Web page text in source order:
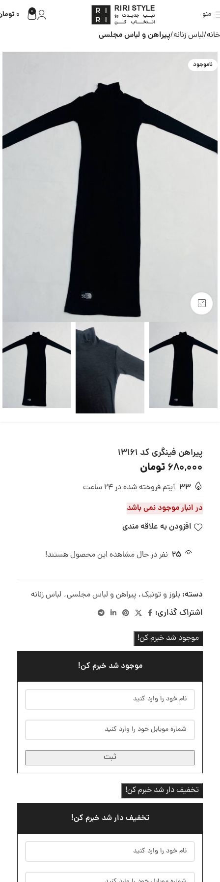
منو 0
0
خانه لباس زنانه پیراهن و لباس مجلسی
ناموجود
بزرگنمایی تصویر
پیراهن فینگری کد 13161
680,000 تومان
33 آیتم فروخته شده در 24 ساعت
در انبار موجود نمی باشد
افزودن به علاقه مندی
25 نفر در حال مشاهده این محصول هستند!
دسته: بلوز و تونیک, پیراهن و لباس مجلسی, لباس زنانه
اشتراک گذاری:
موجود شد خبرم کن!
موجود شد خبرم کن!
ثبت
تخفیف دار شد خبرم کن!
تخفیف دار شد خبرم کن!